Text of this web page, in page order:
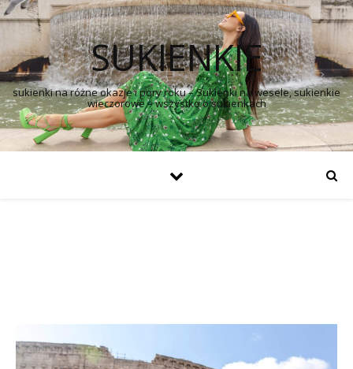
SUKIENKIE
sukienki na różne okazje i pory roku – Sukienki na wesele, sukienkie
wieczorowe – wszystko o sukienkach